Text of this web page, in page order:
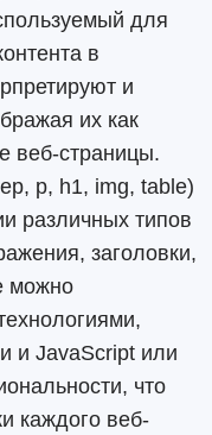
для
в
и
их как
веб-страницы.
p, h1, img, table)
различных типов
заголовки,
можно
и JavaScript или
что
каждого веб-